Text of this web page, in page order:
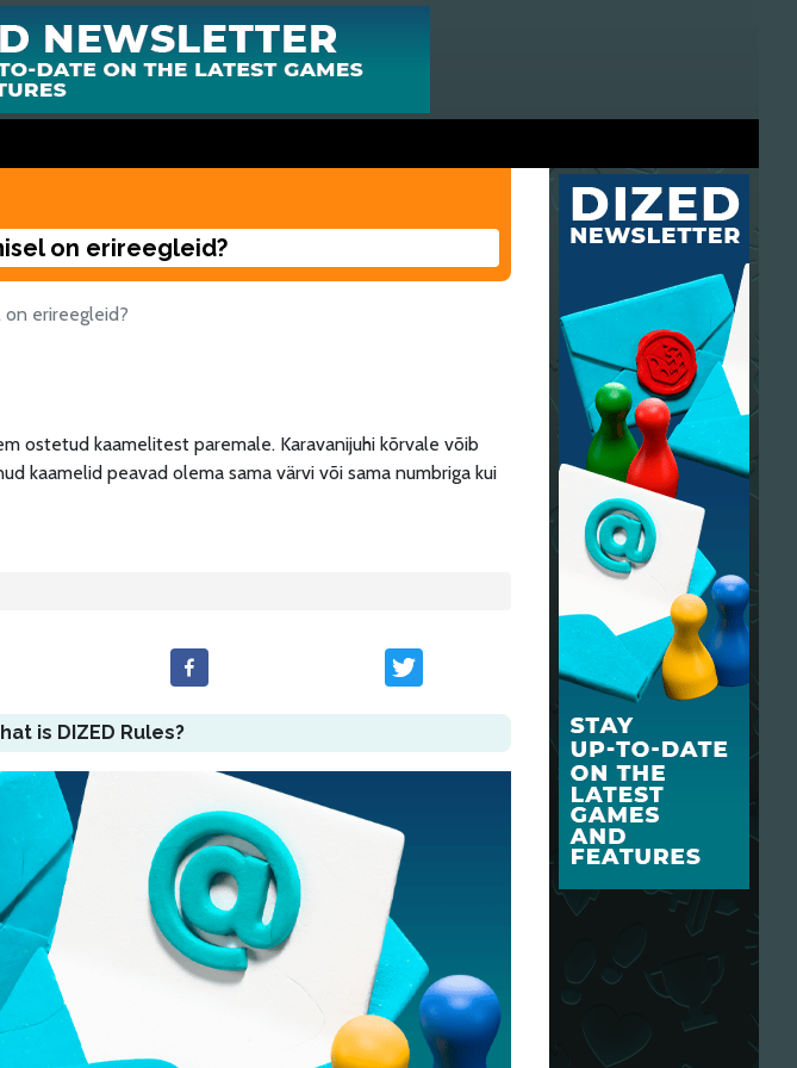
on erireegleid?
on erireegleid?
ostetud kaamelitest paremale. Karavanijuhi kõrvale võib
kaamelid peavad olema sama värvi või sama numbriga kui
is DIZED Rules?